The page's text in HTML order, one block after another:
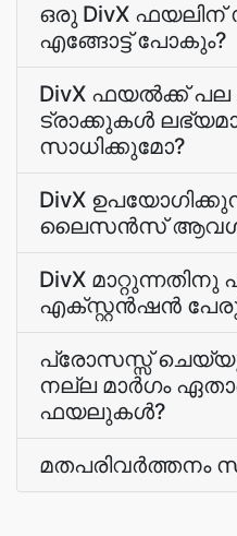
ഒരു DivX
എങ്ങോട്ട് പോകും?
DivX ഫയല്‍ക്ക്
ട്രാക്കുകള്‍
സാധിക്കുമോ?
DivX
ലൈസന്‍സ്
DivX മാറ്റുന്നതിനു
എക്സ്റ്റന്‍ഷന്‍ പേരു്
പ്രോസസ്സ്
നല്ല മാർഗം
ഫയലുകൾ?
മതപരിവർത്തനം